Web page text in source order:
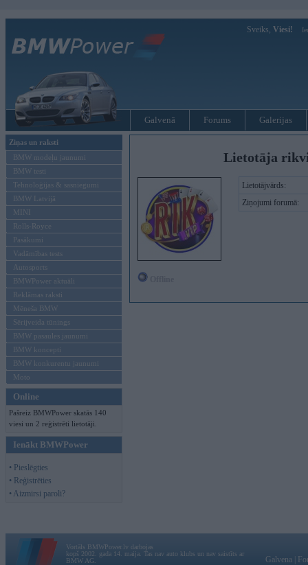
Sveiks, Viesi!
Galvenā Forums Galerijas
Ziņas un raksti
BMW modeļu jaunumi
BMW testi
Tehnoloģijas & sasniegumi
BMW Latvijā
MINI
Rolls-Royce
Pasākumi
Vadāmības tests
Autosports
BMWPower aktuāli
Reklāmas raksti
Mēneša BMW
Sērijveida tūnings
BMW pasaules jaunumi
BMW koncepti
BMW konkurentu jaunumi
Moto
Online
Pašreiz BMWPower skatās 140
viesi un 2 reģistrēti lietotāji.
Ienākt BMWPower
• Pieslēgties
• Reģistrēties
• Aizmirsi paroli?
Lietotāja
Lietotājvārds:
Ziņojumi forumā:
Vortāls BMWPower.lv darbojas
kopš 2002. gada 14. maija. Tas nav auto klubs un nav saistīts ar
BMW AG.
Galvena